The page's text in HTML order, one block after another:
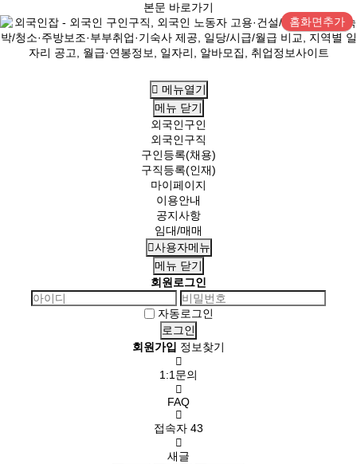
본문 바로가기
홈화면추가
메뉴열기
메뉴 닫기
외국인구인
외국인구직
구인등록(채용)
구직등록(인재)
마이페이지
이용안내
공지사항
임대/매매
사용자메뉴
메뉴 닫기
회원로그인
자동로그인
회원가입 정보찾기
1:1문의
FAQ
접속자 43
새글